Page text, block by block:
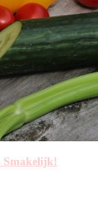
Smakelijk!